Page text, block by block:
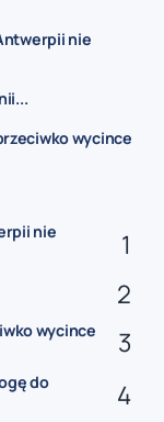
nie
wycince
nie
wycince
do